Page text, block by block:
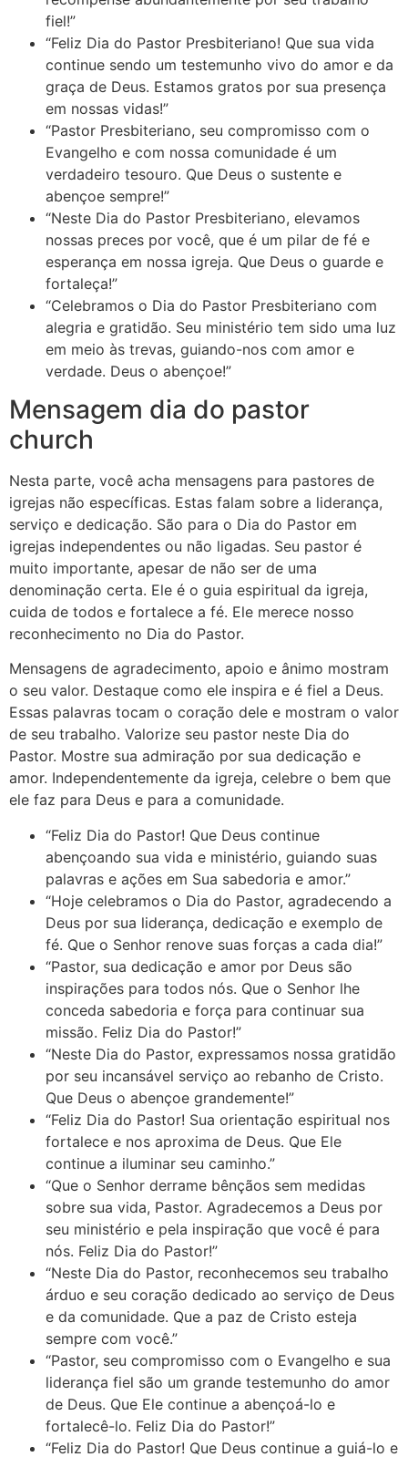
fiel!”
“Feliz Dia do Pastor Presbiteriano! Que sua vida
continue sendo um testemunho vivo do amor e da
graça de Deus. Estamos gratos por sua presença
em nossas vidas!”
“Pastor Presbiteriano, seu compromisso com o
Evangelho e com nossa comunidade é um
verdadeiro tesouro. Que Deus o sustente e
abençoe sempre!”
“Neste Dia do Pastor Presbiteriano, elevamos
nossas preces por você, que é um pilar de fé e
esperança em nossa igreja. Que Deus o guarde e
fortaleça!”
“Celebramos o Dia do Pastor Presbiteriano com
alegria e gratidão. Seu ministério tem sido uma luz
em meio às trevas, guiando-nos com amor e
verdade. Deus o abençoe!”
Mensagem dia do pastor
church
Nesta parte, você acha mensagens para pastores de
igrejas não específicas. Estas falam sobre a liderança,
serviço e dedicação. São para o Dia do Pastor em
igrejas independentes ou não ligadas. Seu pastor é
muito importante, apesar de não ser de uma
denominação certa. Ele é o guia espiritual da igreja,
cuida de todos e fortalece a fé. Ele merece nosso
reconhecimento no Dia do Pastor.
Mensagens de agradecimento, apoio e ânimo mostram
o seu valor. Destaque como ele inspira e é fiel a Deus.
Essas palavras tocam o coração dele e mostram o valor
de seu trabalho. Valorize seu pastor neste Dia do
Pastor. Mostre sua admiração por sua dedicação e
amor. Independentemente da igreja, celebre o bem que
ele faz para Deus e para a comunidade.
“Feliz Dia do Pastor! Que Deus continue
abençoando sua vida e ministério, guiando suas
palavras e ações em Sua sabedoria e amor.”
“Hoje celebramos o Dia do Pastor, agradecendo a
Deus por sua liderança, dedicação e exemplo de
fé. Que o Senhor renove suas forças a cada dia!”
“Pastor, sua dedicação e amor por Deus são
inspirações para todos nós. Que o Senhor lhe
conceda sabedoria e força para continuar sua
missão. Feliz Dia do Pastor!”
“Neste Dia do Pastor, expressamos nossa gratidão
por seu incansável serviço ao rebanho de Cristo.
Que Deus o abençoe grandemente!”
“Feliz Dia do Pastor! Sua orientação espiritual nos
fortalece e nos aproxima de Deus. Que Ele
continue a iluminar seu caminho.”
“Que o Senhor derrame bênçãos sem medidas
sobre sua vida, Pastor. Agradecemos a Deus por
seu ministério e pela inspiração que você é para
nós. Feliz Dia do Pastor!”
“Neste Dia do Pastor, reconhecemos seu trabalho
árduo e seu coração dedicado ao serviço de Deus
e da comunidade. Que a paz de Cristo esteja
sempre com você.”
“Pastor, seu compromisso com o Evangelho e sua
liderança fiel são um grande testemunho do amor
de Deus. Que Ele continue a abençoá-lo e
fortalecê-lo. Feliz Dia do Pastor!”
“Feliz Dia do Pastor! Que Deus continue a guiá-lo e